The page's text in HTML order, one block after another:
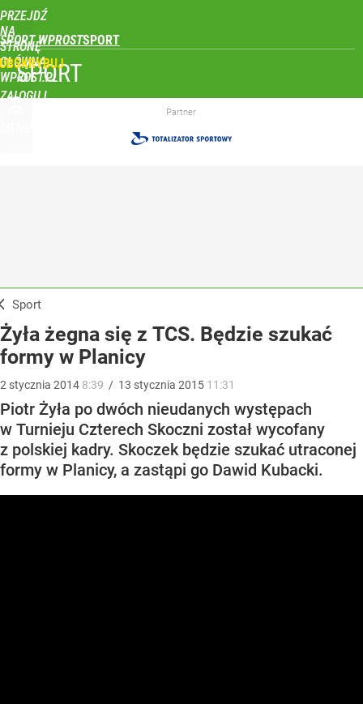
PRZEJDŹ
NA
STRONĘ
GŁÓWNĄ
WPROST.PL
SPORT WPROST
ZALOGUJ
SPORT
Partner
Sport
Żyła żegna się z TCS. Będzie szukać
formy w Planicy
2 stycznia 2014 8:39 / 13 stycznia 2015 11:31
Piotr Żyła po dwóch nieudanych występach
w Turnieju Czterech Skoczni został wycofany
z polskiej kadry. Skoczek będzie szukać utraconej
formy w Planicy, a zastąpi go Dawid Kubacki.